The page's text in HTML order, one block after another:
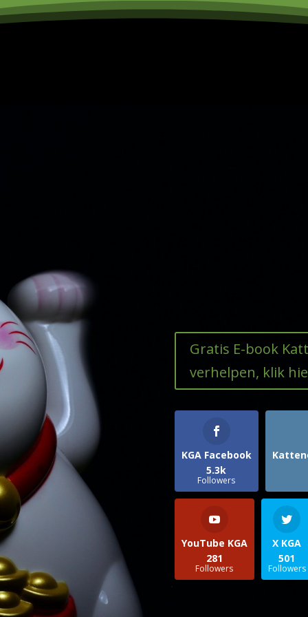
Gratis E-book
verhelpen, klik
KGA Facebook
5.3k
Followers
YouTube KGA
281
Followers
X KGA
501
Followers